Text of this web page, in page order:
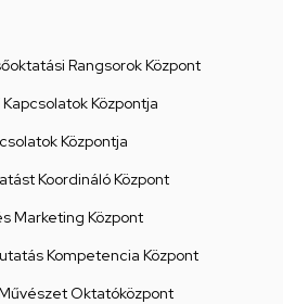
Rangsorok Központ
Központja
Központja
Koordináló Központ
Marketing Központ
Kompetencia Központ
Oktatóközpont